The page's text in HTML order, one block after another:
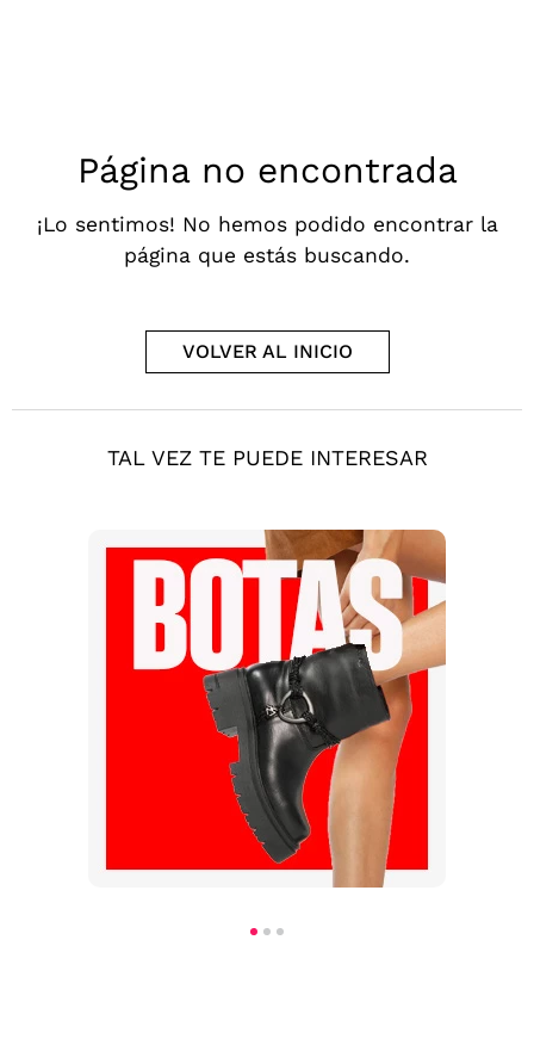
Página no encontrada
¡Lo sentimos! No hemos podido encontrar la
página que estás buscando.
VOLVER AL INICIO
TAL VEZ TE PUEDE INTERESAR